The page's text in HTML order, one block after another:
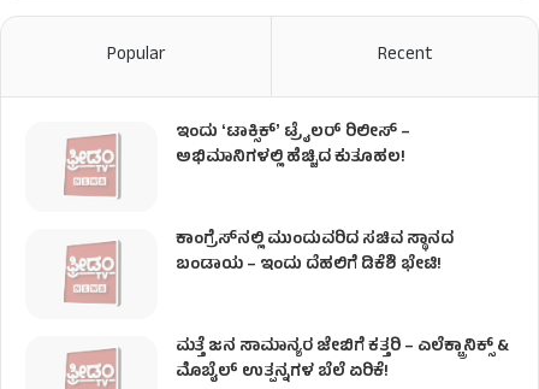
Popular Recent
ಇಂದು ʻಟಾಕ್ಸಿಕ್ʼ ಟ್ರೈಲರ್ ರಿಲೀಸ್‌ –
ಅಭಿಮಾನಿಗಳಲ್ಲಿ ಹೆಚ್ಚಿದ ಕುತೂಹಲ!
ಕಾಂಗ್ರೆಸ್​ನಲ್ಲಿ ಮುಂದುವರಿದ ಸಚಿವ ಸ್ಥಾನದ
ಬಂಡಾಯ – ಇಂದು ದೆಹಲಿಗೆ ಡಿಕೆಶಿ ಭೇಟಿ!
ಮತ್ತೆ ಜನ ಸಾಮಾನ್ಯರ ಜೇಬಿಗೆ ಕತ್ತರಿ – ಎಲೆಕ್ಟ್ರಾನಿಕ್ಸ್ &
ಮೊಬೈಲ್ ಉತ್ಪನ್ನಗಳ ಬೆಲೆ ಏರಿಕೆ!